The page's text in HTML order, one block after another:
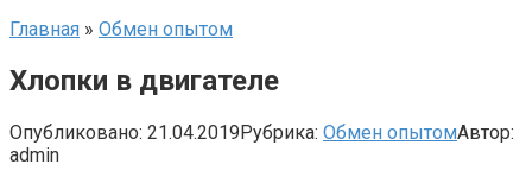
Главная » Обмен опытом
Хлопки в двигателе
Опубликовано: 21.04.2019Рубрика: Обмен опытомАвтор:
admin